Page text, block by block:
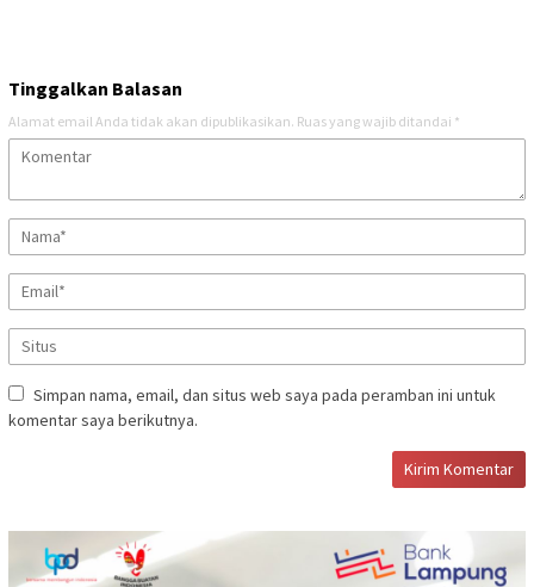
Tinggalkan Balasan
Alamat email Anda tidak akan dipublikasikan. Ruas yang wajib ditandai *
Simpan nama, email, dan situs web saya pada peramban ini untuk
komentar saya berikutnya.